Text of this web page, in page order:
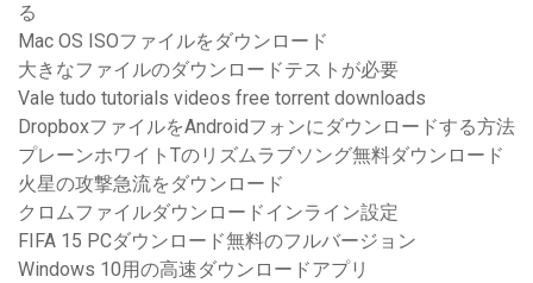
る
Mac OS ISOファイルをダウンロード
大きなファイルのダウンロードテストが必要
Vale tudo tutorials videos free torrent downloads
DropboxファイルをAndroidフォンにダウンロードする方法
プレーンホワイトTのリズムラブソング無料ダウンロード
火星の攻撃急流をダウンロード
クロムファイルダウンロードインライン設定
FIFA 15 PCダウンロード無料のフルバージョン
Windows 10用の高速ダウンロードアプリ